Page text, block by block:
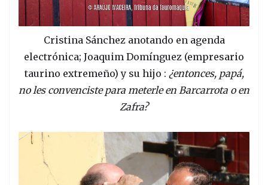
Cristina Sánchez anotando en agenda
electrónica; Joaquim Domínguez (empresario
taurino extremeño) y su hijo : ¿entonces, papá,
no les convenciste para meterle en Barcarrota o en
Zafra?